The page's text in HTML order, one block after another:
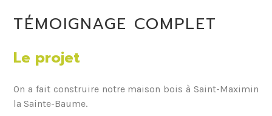
TÉMOIGNAGE COMPLET
Le projet
On a fait construire notre maison bois à Saint-Maximin
la Sainte-Baume.